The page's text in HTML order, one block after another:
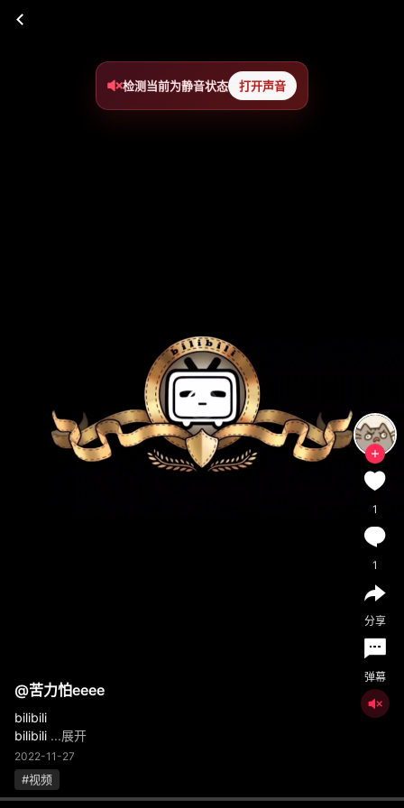
检测当前为静音状态 打开声音
@苦力怕eeee
bilibili
bilibili ...展开
2022-11-27
#视频
1
1
分享
弹幕